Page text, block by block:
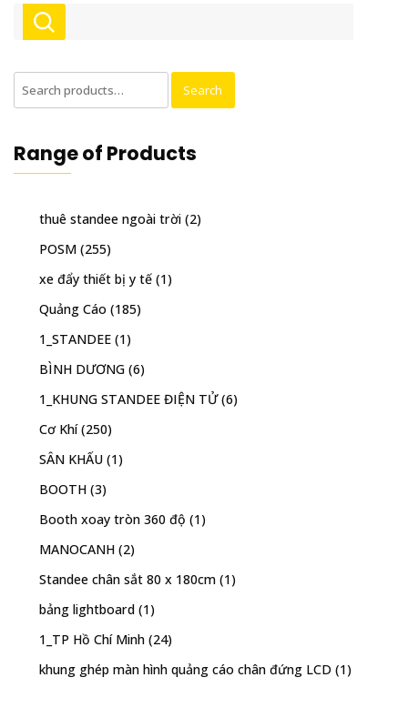
Search
for:
Search
Range of Products
thuê standee ngoài trời (2)
POSM (255)
xe đẩy thiết bị y tế (1)
Quảng Cáo (185)
1_STANDEE (1)
BÌNH DƯƠNG (6)
1_KHUNG STANDEE ĐIỆN TỬ (6)
Cơ Khí (250)
SÂN KHẤU (1)
BOOTH (3)
Booth xoay tròn 360 độ (1)
MANOCANH (2)
Standee chân sắt 80 x 180cm (1)
bảng lightboard (1)
1_TP Hồ Chí Minh (24)
khung ghép màn hình quảng cáo chân đứng LCD (1)